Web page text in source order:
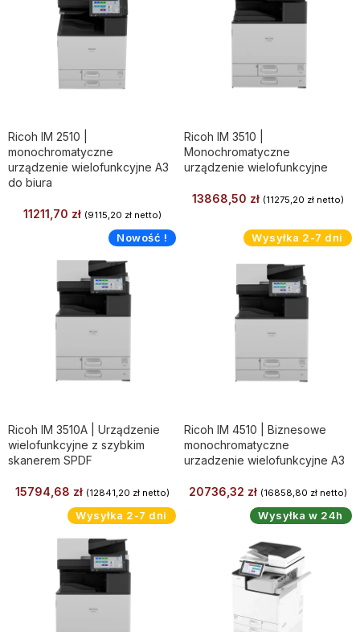
Ricoh IM 2510 |
monochromatyczne
urządzenie wielofunkcyjne A3
do biura
11211,70 zł (9115,20 złnetto)
Ricoh IM 3510 |
Monochromatyczne
urządzenie wielofunkcyjne
13868,50 zł (11275,20 zł netto)
Nowość !
Ricoh IM 3510A | Urządzenie
wielofunkcyjne z szybkim
skanerem SPDF
15794,68 zł (12841,20 złnetto)
Wysyłka 2-7 dni
Ricoh IM 4510 | Biznesowe
monochromatyczne
urzadzenie wielofunkcyjne A3
20736,32 zł (16858,80 zł netto)
Wysyłka 2-7 dni Wysyłka w 24h